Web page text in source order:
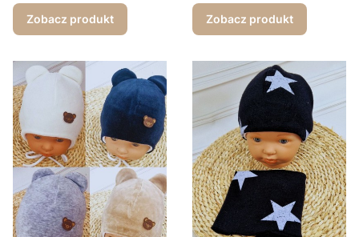
Zobacz produkt Zobacz produkt